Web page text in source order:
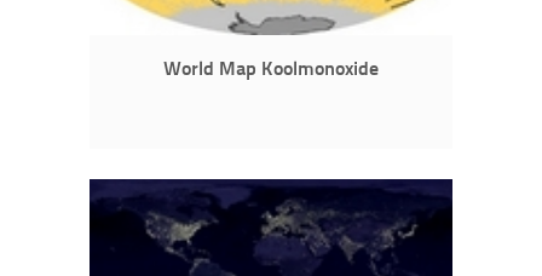
World Map Koolmonoxide